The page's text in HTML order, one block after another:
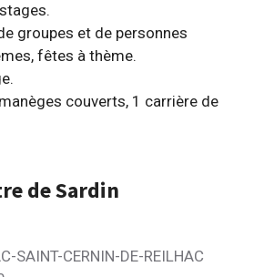
groupes et de personnes
fêtes à thème.
couverts, 1 carrière de
de Sardin
SAINT-CERNIN-DE-REILHAC